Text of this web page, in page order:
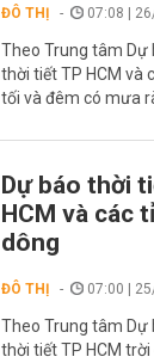
ĐÔ THỊ 07:08 |
Theo Trung tâm Dự
thời tiết TP HCM và
tối và đêm có mưa
Dự báo thời
HCM và các
dông
ĐÔ THỊ 07:00 |
Theo Trung tâm Dự
thời tiết TP HCM